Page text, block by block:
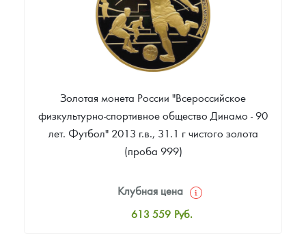
Золотая монета России "Всероссийское
физкультурно-спортивное общество Динамо - 90
лет. Футбол" 2013 г.в., 31.1 г чистого золота
(проба 999)
Клубная цена
613 559 Руб.